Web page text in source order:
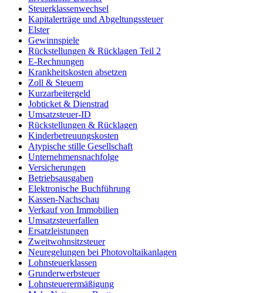
Steuerklassenwechsel
Kapitalerträge und Abgeltungssteuer
Elster
Gewinnspiele
Rückstellungen & Rücklagen Teil 2
E-Rechnungen
Krankheitskosten absetzen
Zoll & Steuern
Kurzarbeitergeld
Jobticket & Dienstrad
Umsatzsteuer-ID
Rückstellungen & Rücklagen
Kinderbetreuungskosten
Atypische stille Gesellschaft
Unternehmensnachfolge
Versicherungen
Betriebsausgaben
Elektronische Buchführung
Kassen-Nachschau
Verkauf von Immobilien
Umsatzsteuerfallen
Ersatzleistungen
Zweitwohnsitzsteuer
Neuregelungen bei Photovoltaikanlagen
Lohnsteuerklassen
Grunderwerbsteuer
Lohnsteuerermäßigung